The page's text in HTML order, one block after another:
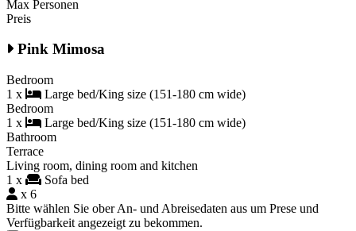
Max Personen
Preis
Pink Mimosa
Bedroom
1 x
Large bed/King size (151-180 cm wide)
Bedroom
1 x
Large bed/King size (151-180 cm wide)
Bathroom
Terrace
Living room, dining room and kitchen
1 x
Sofa bed
x 6
Bitte wählen Sie ober An- und Abreisedaten aus um Prese und
Verfügbarkeit angezeigt zu bekommen.